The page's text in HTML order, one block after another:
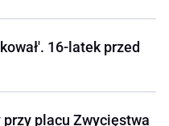
16-latek przed
placu Zwycięstwa